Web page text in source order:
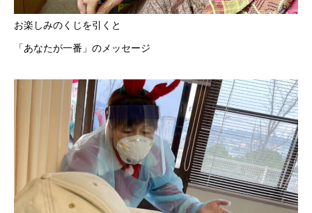
お楽しみのくじを引くと
「あなたが一番」のメッセージ